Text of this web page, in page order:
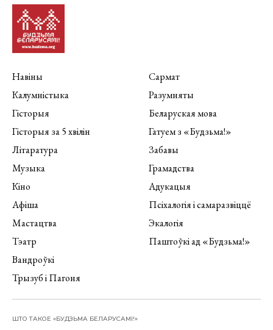
Навіны
Калумністыка
Гісторыя
Гісторыя за 5 хвілін
Літаратура
Музыка
Кіно
Афіша
Мастацтва
Тэатр
Вандроўкі
Трызуб і Пагоня
Сармат
Разумняты
Беларуская мова
Гатуем з «Будзьма!»
Забавы
Грамадства
Адукацыя
Псіхалогія і самаразвіццё
Экалогія
Паштоўкі ад «Будзьма!»
ШТО ТАКОЕ «БУДЗЬМА БЕЛАРУСАМІ!»